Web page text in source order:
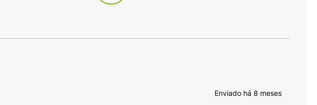
Enviado há 8 meses